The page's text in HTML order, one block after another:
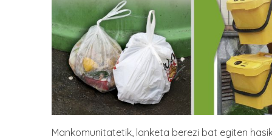
Mankomunitatetik, lanketa berezi bat egiten